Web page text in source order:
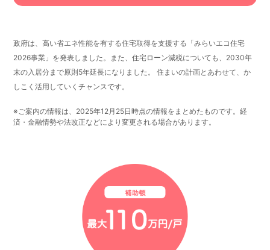
政府は、高い省エネ性能を有する住宅取得を支援する「みらいエコ住宅
2026事業」を発表しました。また、住宅ローン減税についても、2030年
末の入居分まで原則5年延長になりました。 住まいの計画とあわせて、か
しこく活用していくチャンスです。
※ご案内の情報は、2025年12月25日時点の情報をまとめたものです。経
済・金融情勢や法改正などにより変更される場合があります。